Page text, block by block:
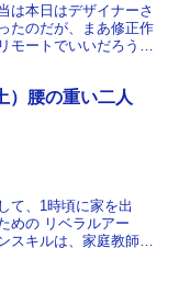
は本日はデザイナーさ
たのだが、まあ修正作
ートでいいだろうと
）腰の重い二人
て、1時頃に家を出
めの リベラルアー
スキルは、家庭教師時